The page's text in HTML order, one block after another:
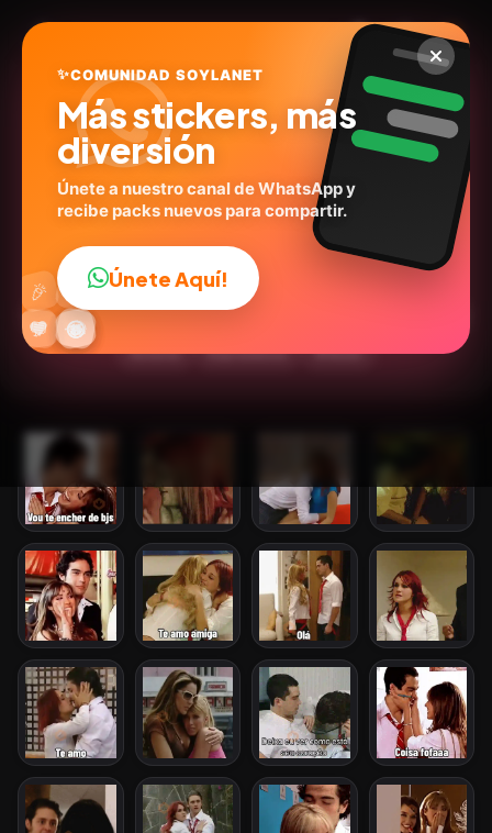
Rebelde RBD 4
@lets2rbd ID:
19stickers Animados Series
Actores Expresiones 🩷Amor
😎
😂
🔥
💬
❤️ ✨
🤩
😜
🎉 👍
✨COMUNIDAD SOYLANET
Más stickers, más
diversión
Únete a nuestro canal de WhatsApp y
recibe packs nuevos para compartir.
Únete Aquí!